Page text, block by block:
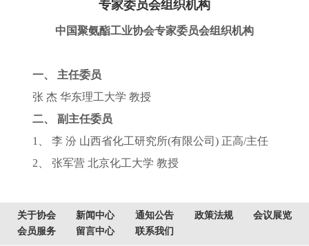
专家委员会组织机构
中国聚氨酯工业协会专家委员会组织机构
一、 主任委员
张 杰 华东理工大学 教授
二、 副主任委员
1、 李 汾 山西省化工研究所(有限公司) 正高/主任
2、 张军营 北京化工大学 教授
关于协会 新闻中心 通知公告 政策法规
会议展览
会员服务
留言中心 联系我们